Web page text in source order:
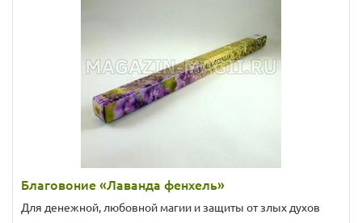
Благовоние «Лаванда фенхель»
Для денежной, любовной магии и защиты от злых духов